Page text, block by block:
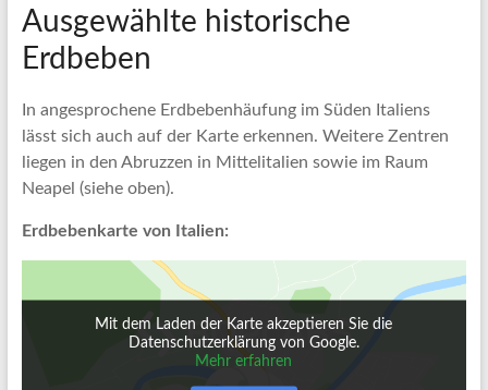
Ausgewählte historische
Erdbeben
In angesprochene Erdbebenhäufung im Süden Italiens
lässt sich auch auf der Karte erkennen. Weitere Zentren
liegen in den Abruzzen in Mittelitalien sowie im Raum
Neapel (siehe oben).
Erdbebenkarte von Italien:
Mit dem Laden der Karte akzeptieren Sie die
Datenschutzerklärung von Google.
Mehr erfahren